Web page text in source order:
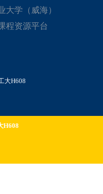
大学（威海）
程资源平台
大H608
H608